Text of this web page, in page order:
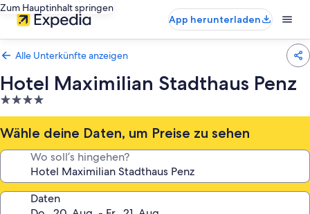
Zum Hauptinhalt springen
App herunterladen
Alle Unterkünfte anzeigen
Hotel Maximilian Stadthaus Penz
4.0-
Sterne-
Unterkunft
Wähle deine Daten, um Preise zu sehen
Wo soll’s hingehen?
Daten